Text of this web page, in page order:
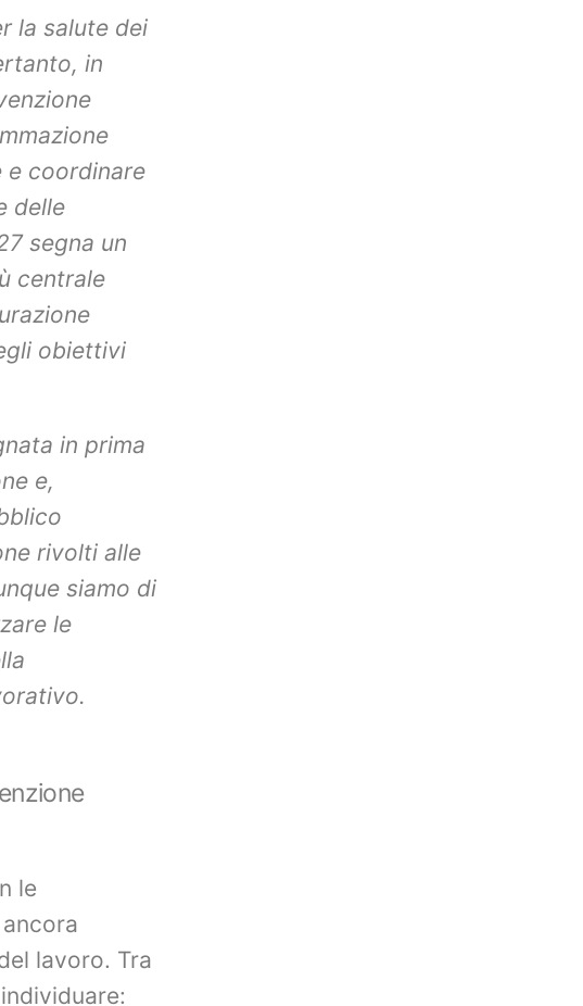
la salute dei
in
e coordinare
delle
segna un
centrale
obiettivi
in prima
e,
rivolti alle
siamo di
le
le
lavoro. Tra